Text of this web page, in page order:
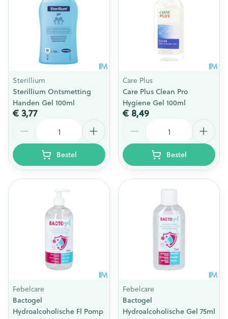
Sterillium
Sterillium Ontsmetting
Handen Gel 100ml
€ 3,77
Bestel
Care Plus
Care Plus Clean Pro
Hygiene Gel 100ml
€ 8,49
Bestel
Febelcare
Bactogel
Hydroalcoholische Fl Pomp
Febelcare
Bactogel
Hydroalcoholische Gel 75ml